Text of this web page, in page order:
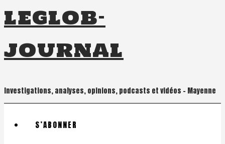
leglob-
journal
Investigations, analyses, opinions, podcasts et vidéos – Mayenne
S’ABONNER